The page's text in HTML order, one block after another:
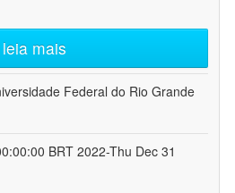
leia mais
Federal do Rio Grande
BRT 2022-Thu Dec 31